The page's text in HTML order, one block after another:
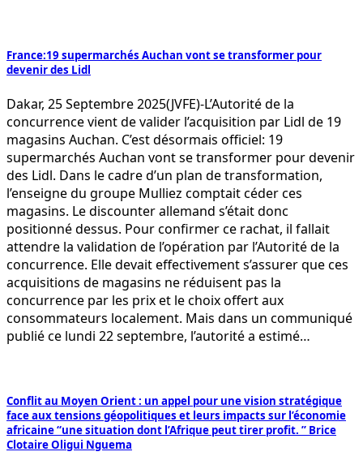
France:19 supermarchés Auchan vont se transformer pour
devenir des Lidl
Dakar, 25 Septembre 2025(JVFE)-L’Autorité de la
concurrence vient de valider l’acquisition par Lidl de 19
magasins Auchan. C’est désormais officiel: 19
supermarchés Auchan vont se transformer pour devenir
des Lidl. Dans le cadre d’un plan de transformation,
l’enseigne du groupe Mulliez comptait céder ces
magasins. Le discounter allemand s’était donc
positionné dessus. Pour confirmer ce rachat, il fallait
attendre la validation de l’opération par l’Autorité de la
concurrence. Elle devait effectivement s’assurer que ces
acquisitions de magasins ne réduisent pas la
concurrence par les prix et le choix offert aux
consommateurs localement. Mais dans un communiqué
publié ce lundi 22 septembre, l’autorité a estimé…
Conflit au Moyen Orient : un appel pour une vision stratégique
face aux tensions géopolitiques et leurs impacts sur l’économie
africaine “une situation dont l’Afrique peut tirer profit. ” Brice
Clotaire Oligui Nguema